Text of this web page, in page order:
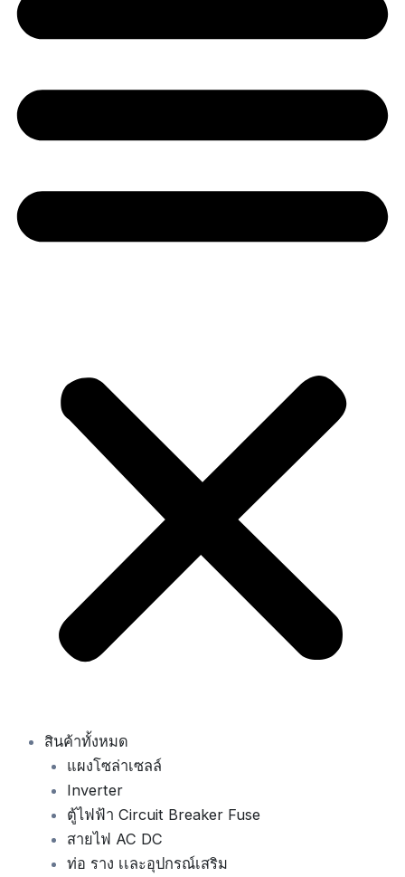
สินค้าทั้งหมด
แผงโซล่าเซลล์
Inverter
ตู้ไฟฟ้า Circuit Breaker Fuse
สายไฟ AC DC
ท่อ ราง เเละอุปกรณ์เสริม